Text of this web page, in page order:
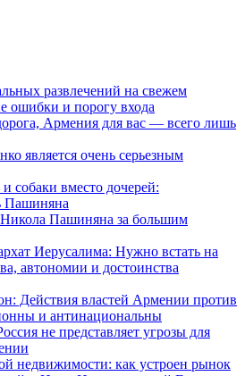
развлечений на свежем
ошибки и порогу входа
Армения для вас — всего лишь
является очень серьезным
собаки вместо дочерей:
Пашиняна
Никола Пашиняна за большим
Иерусалима: Нужно встать на
автономии и достоинства
Действия властей Армении против
и антинациональны
не представляет угрозы для
недвижимости: как устроен рынок